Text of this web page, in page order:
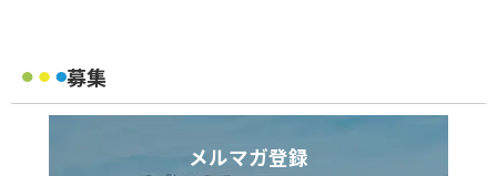
募集
メルマガ登録